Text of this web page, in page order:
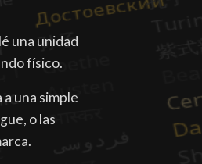
una unidad
físico.
una simple
o las